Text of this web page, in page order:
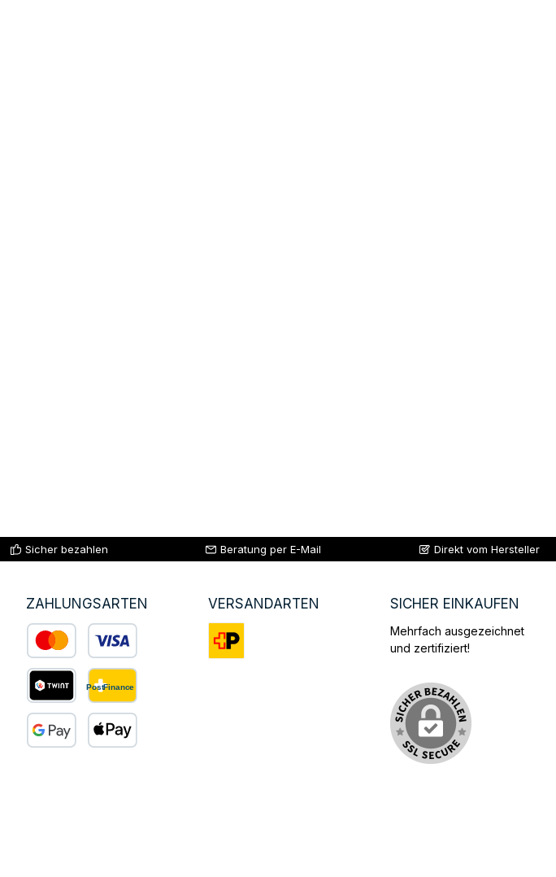
Sicher bezahlen Beratung per E-Mail Direkt vom Hersteller
ZAHLUNGSARTEN
Benutzerdefiniertes Bild 1
Benutzerdefiniertes Bild 2
VERSANDARTEN SICHER EINKAUFEN
Mehrfach ausgezeichnet
und zertifiziert!